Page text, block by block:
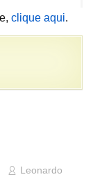
clique aqui.
Leonardo